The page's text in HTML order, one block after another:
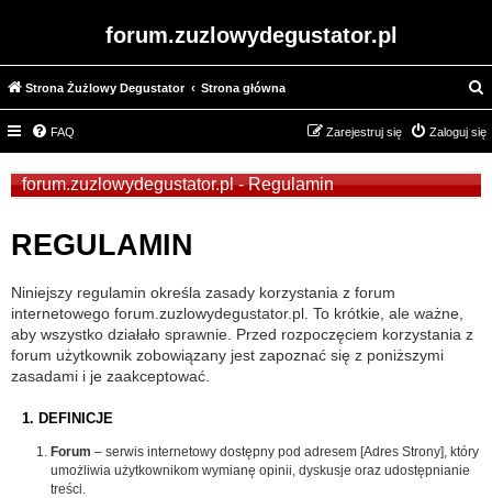
forum.zuzlowydegustator.pl
Strona Żużlowy Degustator Strona główna
z
u
FAQ Zaloguj się
Zarejestruj się
forum.zuzlowydegustator.pl - Regulamin
REGULAMIN
Niniejszy regulamin określa zasady korzystania z forum
internetowego forum.zuzlowydegustator.pl. To krótkie, ale ważne,
aby wszystko działało sprawnie. Przed rozpoczęciem korzystania z
forum użytkownik zobowiązany jest zapoznać się z poniższymi
zasadami i je zaakceptować.
1. DEFINICJE
Forum – serwis internetowy dostępny pod adresem [Adres Strony], który
umożliwia użytkownikom wymianę opinii, dyskusje oraz udostępnianie
treści.